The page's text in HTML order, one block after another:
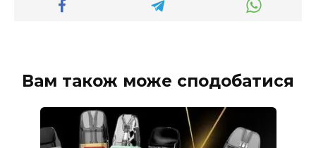
Вам також може сподобатися